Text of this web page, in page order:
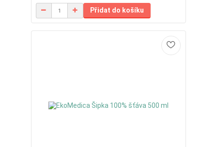
Přidat do košíku